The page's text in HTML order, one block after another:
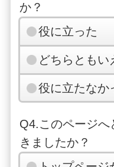
か？
役に立った
どちらともい
役に立たなか
Q4.このページ
きましたか？